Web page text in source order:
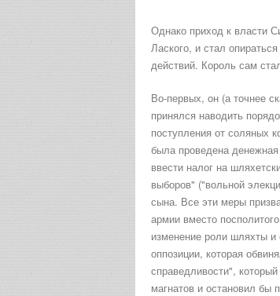
Однако приход к власти
Лаского, и стал
действий. Король сам
Во-первых, он (а точнее
принялся наводить
поступления от соляных
была проведена
ввести налог на
выборов" ("вольной
сына. Все эти меры
армии вместо
изменение роли шляхты
оппозиции, которая
справедливости",
магнатов и остановил бы